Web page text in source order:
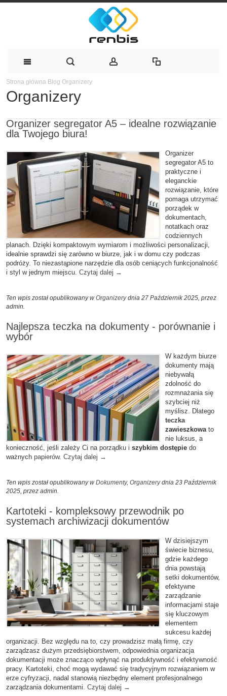
Strona główna Blog Organizery
Organizery
Organizer segregator A5 – idealne rozwiązanie
dla Twojego biura!
Organizer
segregator A5 to
praktyczne i
eleganckie
rozwiązanie, które
pomaga utrzymać
porządek w
dokumentach,
notatkach oraz
codziennych
planach. Dzięki kompaktowym wymiarom i możliwości personalizacji,
idealnie sprawdzi się zarówno w biurze, jak i w domu czy podczas
podróży. To niezastąpione narzędzie dla osób ceniących funkcjonalność
i styl w jednym miejscu. Czytaj dalej →
Ten wpis został opublikowany w Organizerydnia 27 Październik 2025, przez
admin
Najlepsza teczka na dokumenty - porównanie i
wybór
W każdym biurze
dokumenty mają
niebywałą
zdolność do
rozmnażania się
szybciej niż
myślisz. Dlatego
teczka
zawieszkowa to
nie luksus, a
konieczność, jeśli zależy Ci na porządku i szybkim dostępie do
ważnych papierów. Czytaj dalej →
Ten wpis został opublikowany w Dokumenty, Organizerydnia 23 Październik
2025, przez admin
Kartoteki - kompleksowy przewodnik po
systemach archiwizacji dokumentów
W dzisiejszym
świecie biznesu,
gdzie każdego
dnia powstają
setki dokumentów,
efektywne
zarządzanie
informacjami staje
się kluczowym
elementem
sukcesu każdej
organizacji. Bez względu na to, czy prowadzisz małą firmę, czy
zarządzasz dużym przedsiębiorstwem, odpowiednia organizacja
dokumentacji może znacząco wpłynąć na produktywność i efektywność
pracy. Kartoteki, choć mogą wydawać się tradycyjnym rozwiązaniem w
erze cyfryzacji, nadal stanowią niezbędny element profesjonalnego
zarządzania dokumentami. Czytaj dalej →